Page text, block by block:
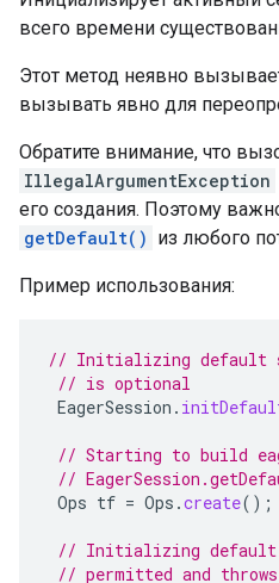
всего времени
Этот метод неявно
вызывать явно для
Обратите внимание, что
IllegalArgumentException
его создания. Поэтому
getDefault() из любого
Пример использования:
// Initializing default
// is optional
EagerSession .
// Starting to build
//
Ops tf = Ops .create();
// Initializing default
// permitted and